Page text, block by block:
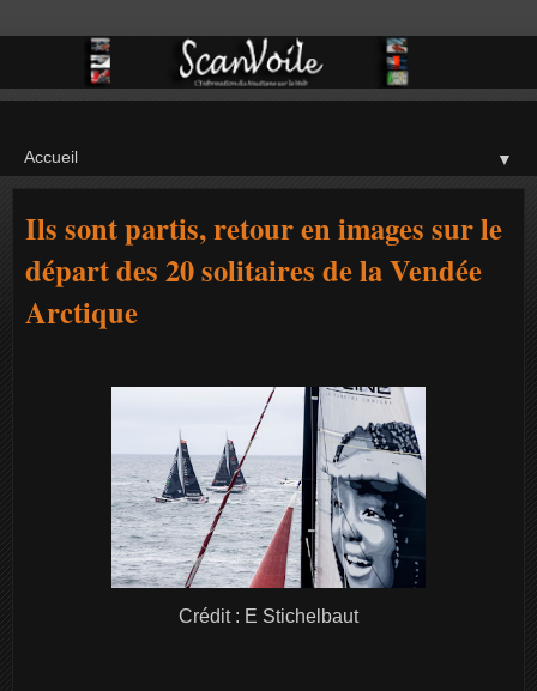
▼
Ils sont partis, retour en images sur le
départ des 20 solitaires de la Vendée
Arctique
Crédit : E Stichelbaut